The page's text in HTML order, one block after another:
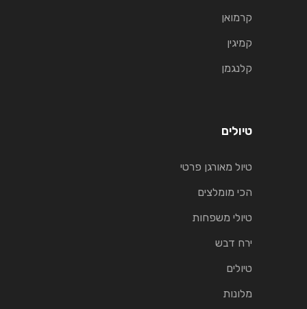
קרמואן
קמיגין
קלנגמן
טיולים
טיול מאורגן פרטי
הכי מומלצים
טיולי משפחות
ירח דבש
טיולים
מלונות